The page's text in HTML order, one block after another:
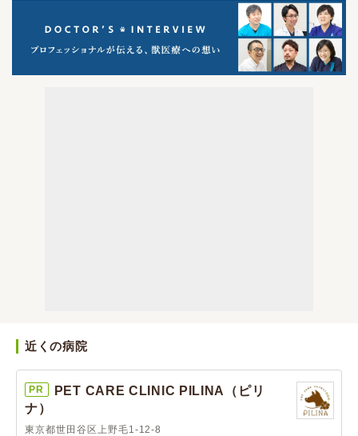
近くの病院
PR
PET CARE CLINIC PILINA（ピリ
ナ）
東京都世田谷区上野毛1-12-8